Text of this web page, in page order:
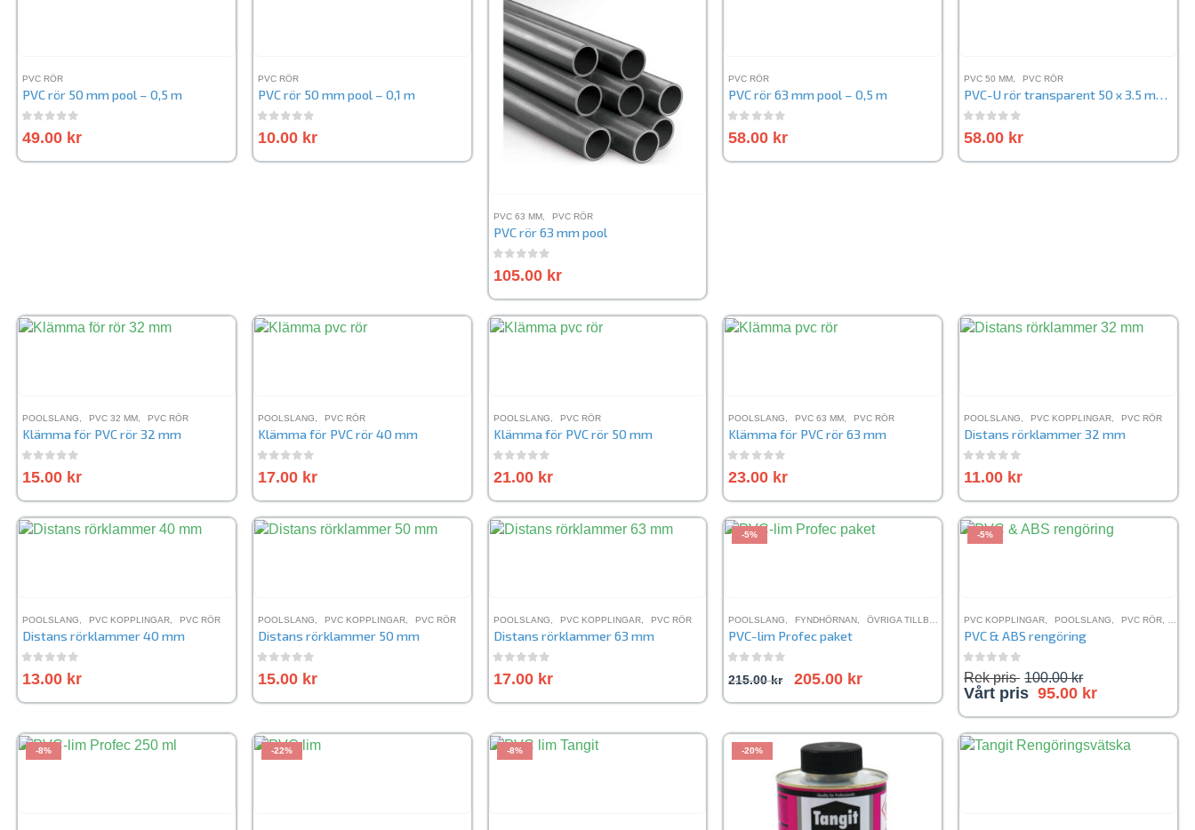
PVC RÖR
PVC rör 50 mm pool – 0,5 m
out of 5
49.00 kr
PVC RÖR
PVC rör 50 mm pool – 0,1 m
out of 5
10.00 kr
PVC 63 MM, PVC RÖR
PVC rör 63 mm pool
out of 5
105.00 kr
PVC RÖR
PVC rör 63 mm pool – 0,5 m
out of 5
58.00 kr
PVC 50 MM PVC RÖR
PVC-U rör transparent 50 x 3.5 mm – 19 cm
out of 5
58.00 kr
POOLSLANG PVC 32 MM PVC RÖR
Klämma för PVC rör 32 mm
out of 5
15.00 kr
POOLSLANG PVC RÖR
Klämma för PVC rör 40 mm
out of 5
17.00 kr
POOLSLANG PVC RÖR
Klämma för PVC rör 50 mm
out of 5
21.00 kr
POOLSLANG PVC 63 MM PVC RÖR
Klämma för PVC rör 63 mm
out of 5
23.00 kr
POOLSLANG PVC KOPPLINGAR PVC RÖR
Distans rörklammer 32 mm
out of 5
11.00 kr
POOLSLANG PVC KOPPLINGAR PVC RÖR
Distans rörklammer 40 mm
out of 5
13.00 kr
POOLSLANG PVC KOPPLINGAR, PVC RÖR
Distans rörklammer 50 mm
out of 5
15.00 kr
POOLSLANG PVC KOPPLINGAR, PVC RÖR
Distans rörklammer 63 mm
out of 5
17.00 kr
-5%
POOLSLANG FYNDHÖRNAN ÖVRIGA TILLBEHÖR PVC KOPPLINGAR PVC RÖR, PVC-LIM
PVC-lim Profec paket
215.00kr 205.00 kr
-5%
PVC KOPPLINGAR POOLSLANG PVC RÖR
PVC & ABS rengöring
0out of 5
Rek pris 100.00kr
Vårt pris 95.00 kr
-8% -22% -8% -20%